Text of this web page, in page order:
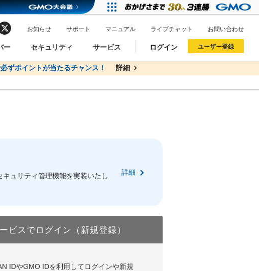
ー セキュリティ サービス
お知らせ サポート マニュアル ライブチャット お問い合わせ
ログイン
サーバーを含む最新の機能を使う方
でもログイン可能
ユーザー登録
サーバーを含む最新の機能を使う方
下でも登録可能
ポイントが当たるチャンス！ 詳細
金1年間無料 詳細
ュリティ管理機能を実装いたし
詳細
ビスでログイン（新規登録）
IDやGMO IDを利用してログインや新規